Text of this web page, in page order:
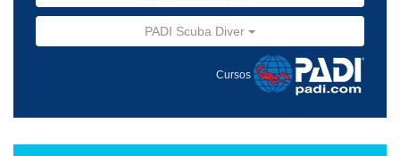
PADI Scuba Diver
Cursos